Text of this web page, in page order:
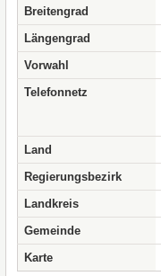
Breitengrad
Längengrad
Vorwahl
Telefonnetz
Land
Regierungsbezirk
Landkreis
Gemeinde
Karte